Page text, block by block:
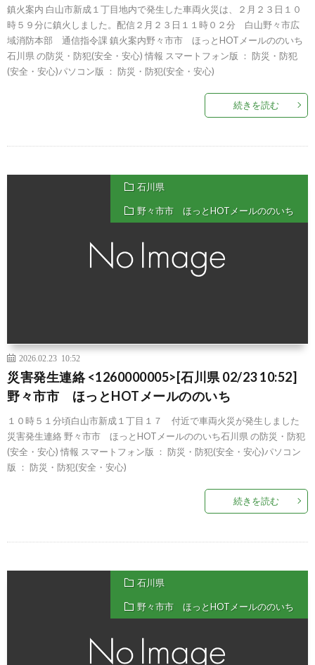
鎮火案内 白山市新成１丁目地内で発生した車両火災は、２月２３日１０
時５９分に鎮火しました。配信２月２３日１１時０２分 白山野々市広
域消防本部 通信指令課 鎮火案内野々市市 ほっとHOTメールののいち
石川県 の防災・防犯(安全・安心) 情報 スマートフォン版 ： 防災・防犯
(安全・安心)パソコン版 ： 防災・防犯(安全・安心)
続きを読む
石川県
野々市市 ほっとHOTメールののいち
2026.02.23 10:52
災害発生連絡 <1260000005>[石川県 02/23 10:52]
野々市市 ほっとHOTメールののいち
１０時５１分頃白山市新成１丁目１７ 付近で車両火災が発生しました
災害発生連絡 野々市市 ほっとHOTメールののいち石川県 の防災・防犯
(安全・安心) 情報 スマートフォン版 ： 防災・防犯(安全・安心)パソコン
版 ： 防災・防犯(安全・安心)
続きを読む
石川県
野々市市 ほっとHOTメールののいち